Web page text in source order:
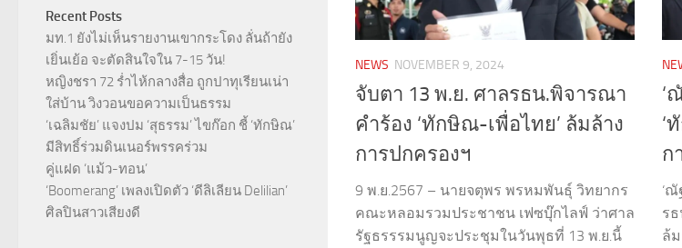
NEWS NOVEMBER 9, 2024
จับตา 13 พ.ย. ศาลรธน.พิจารณา
คำร้อง ‘ทักษิณ-เพื่อไทย’ ล้มล้าง
การปกครองฯ
9 พ.ย.2567 – นายจตุพร พรหมพันธุ์ วิทยากร
คณะหลอมรวมประชาชน เฟซบุ๊กไลฟ์ ว่าศาล
รัฐธรรรมนูญจะประชุมในวันพุธที่ 13 พ.ย.นี้
‘
‘
ก
‘
ร
ล้
Recent Posts
มท.1 ยังไม่เห็นรายงานเขากระโดง ลั่นถ้ายัง
เยิ่นเย้อ จะตัดสินใจใน 7-15 วัน!
หญิงชรา 72 ร่ำไห้กลางสื่อ ถูกปาทุเรียนเน่า
ใส่บ้าน วิงวอนขอความเป็นธรรม
‘เฉลิมชัย’ แจงปม ‘สุธรรม’ ไขก๊อก ชี้ ‘ทักษิณ’
มีสิทธิ์ร่วมดินเนอร์พรรคร่วม
คู่แฝด ‘แม้ว-ทอน’
‘Boomerang’ เพลงเปิดตัว ‘ดีลิเลียน Delilian’
ศิลปินสาวเสียงดี